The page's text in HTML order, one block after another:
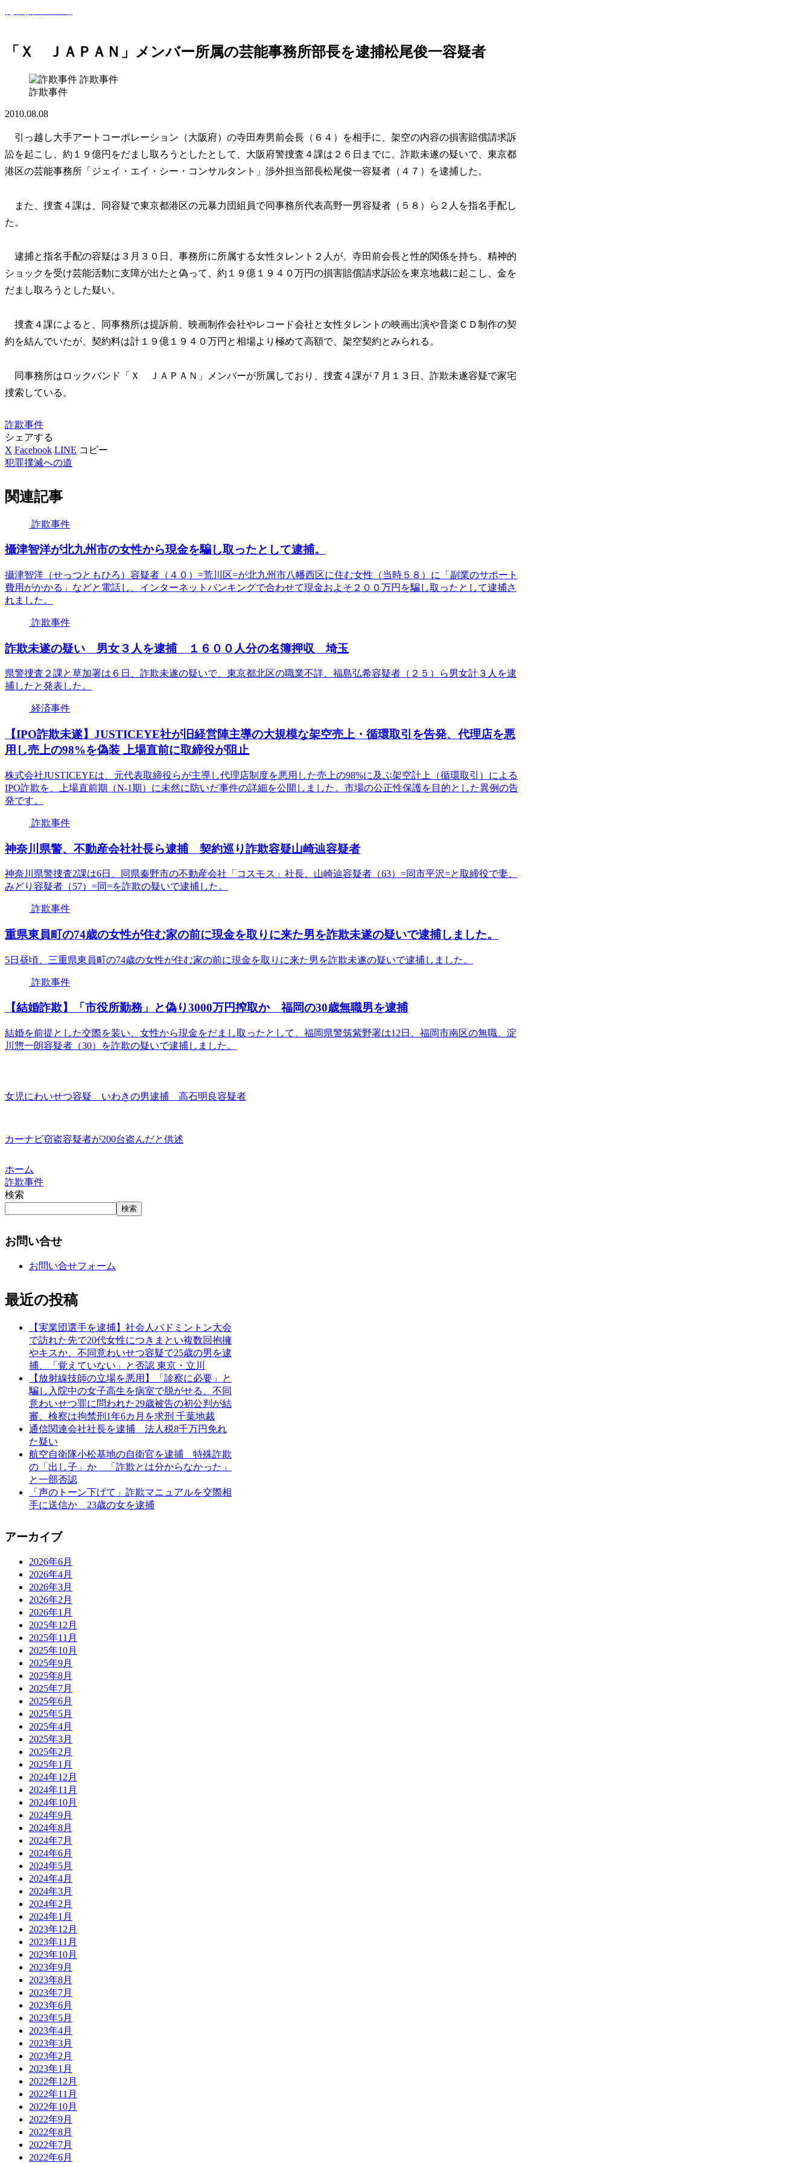
「Ｘ ＪＡＰＡＮ」メンバー所属の芸能事務所部長を逮捕松尾俊一容疑者
詐欺事件
詐欺事件
2010.08.08
引っ越し大手アートコーポレーション（大阪府）の寺田寿男前会長（６４）を相手に、架空の内容の損害賠償請求訴
訟を起こし、約１９億円をだまし取ろうとしたとして、大阪府警捜査４課は２６日までに、詐欺未遂の疑いで、東京都
港区の芸能事務所「ジェイ・エイ・シー・コンサルタント」渉外担当部長松尾俊一容疑者（４７）を逮捕した。
また、捜査４課は、同容疑で東京都港区の元暴力団組員で同事務所代表高野一男容疑者（５８）ら２人を指名手配し
た。
逮捕と指名手配の容疑は３月３０日、事務所に所属する女性タレント２人が、寺田前会長と性的関係を持ち、精神的
ショックを受け芸能活動に支障が出たと偽って、約１９億１９４０万円の損害賠償請求訴訟を東京地裁に起こし、金を
だまし取ろうとした疑い。
捜査４課によると、同事務所は提訴前、映画制作会社やレコード会社と女性タレントの映画出演や音楽ＣＤ制作の契
約を結んでいたが、契約料は計１９億１９４０万円と相場より極めて高額で、架空契約とみられる。
同事務所はロックバンド「Ｘ ＪＡＰＡＮ」メンバーが所属しており、捜査４課が７月１３日、詐欺未遂容疑で家宅
捜索している。
詐欺事件
シェアする
X Facebook LINE コピー
犯罪撲滅への道
関連記事
詐欺事件
攝津智洋が北九州市の女性から現金を騙し取ったとして逮捕。
攝津智洋（せっつともひろ）容疑者（４０）=荒川区=が北九州市八幡西区に住む女性（当時５８）に「副業のサポート
費用がかかる」などと電話し、インターネットバンキングで合わせて現金およそ２００万円を騙し取ったとして逮捕さ
れました。
詐欺事件
詐欺未遂の疑い 男女３人を逮捕 １６００人分の名簿押収 埼玉
県警捜査２課と草加署は６日、詐欺未遂の疑いで、東京都北区の職業不詳、福島弘希容疑者（２５）ら男女計３人を逮
捕したと発表した。
経済事件
【IPO詐欺未遂】JUSTICEYE社が旧経営陣主導の大規模な架空売上・循環取引を告発、代理店を悪
用し売上の98%を偽装 上場直前に取締役が阻止
株式会社JUSTICEYEは、元代表取締役らが主導し代理店制度を悪用した売上の98%に及ぶ架空計上（循環取引）による
IPO詐欺を、上場直前期（N-1期）に未然に防いだ事件の詳細を公開しました。市場の公正性保護を目的とした異例の告
発です。
詐欺事件
神奈川県警、不動産会社社長ら逮捕 契約巡り詐欺容疑山崎辿容疑者
神奈川県警捜査2課は6日、同県秦野市の不動産会社「コスモス」社長、山崎辿容疑者（63）=同市平沢=と取締役で妻、
みどり容疑者（57）=同=を詐欺の疑いで逮捕した。
詐欺事件
重県東員町の74歳の女性が住む家の前に現金を取りに来た男を詐欺未遂の疑いで逮捕しました。
5日昼頃、三重県東員町の74歳の女性が住む家の前に現金を取りに来た男を詐欺未遂の疑いで逮捕しました。
詐欺事件
【結婚詐欺】「市役所勤務」と偽り3000万円搾取か 福岡の30歳無職男を逮捕
結婚を前提とした交際を装い、女性から現金をだまし取ったとして、福岡県警筑紫野署は12日、福岡市南区の無職、淀
川惣一朗容疑者（30）を詐欺の疑いで逮捕しました。
女児にわいせつ容疑 いわきの男逮捕 高石明良容疑者
カーナビ窃盗容疑者が200台盗んだと供述
ホーム
詐欺事件
検索
検索
お問い合せ
お問い合せフォーム
最近の投稿
【実業団選手を逮捕】社会人バドミントン大会
で訪れた先で20代女性につきまとい複数回抱擁
やキスか、不同意わいせつ容疑で25歳の男を逮
捕、「覚えていない」と否認 東京・立川
【放射線技師の立場を悪用】「診察に必要」と
騙し入院中の女子高生を病室で脱がせる、不同
意わいせつ罪に問われた29歳被告の初公判が結
審、検察は拘禁刑1年6カ月を求刑 千葉地裁
通信関連会社社長を逮捕 法人税8千万円免れ
た疑い
航空自衛隊小松基地の自衛官を逮捕 特殊詐欺
の「出し子」か 「詐欺とは分からなかった」
と一部否認
「声のトーン下げて」詐欺マニュアルを交際相
手に送信か 23歳の女を逮捕
アーカイブ
2026年6月
2026年4月
2026年3月
2026年2月
2026年1月
2025年12月
2025年11月
2025年10月
2025年9月
2025年8月
2025年7月
2025年6月
2025年5月
2025年4月
2025年3月
2025年2月
2025年1月
2024年12月
2024年11月
2024年10月
2024年9月
2024年8月
2024年7月
2024年6月
2024年5月
2024年4月
2024年3月
2024年2月
2024年1月
2023年12月
2023年11月
2023年10月
2023年9月
2023年8月
2023年7月
2023年6月
2023年5月
2023年4月
2023年3月
2023年2月
2023年1月
2022年12月
2022年11月
2022年10月
2022年9月
2022年8月
2022年7月
2022年6月